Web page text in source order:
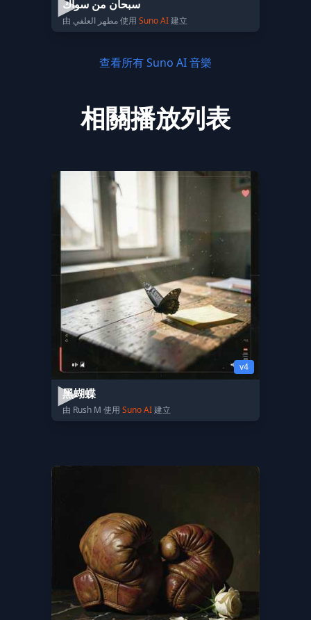
سبحان من سواك
由 مطهر العلفي 使用 Suno AI建立
查看所有 Suno AI 音樂
相關播放列表
v4
黑蝴蝶
由 Rush M 使用 Suno AI建立